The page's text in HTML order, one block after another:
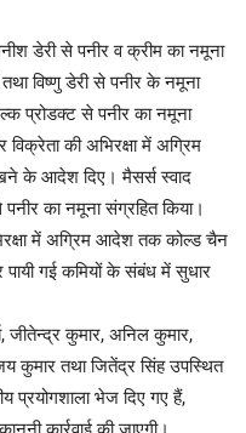
डेरी से पनीर व क्रीम का नमूना
विष्णु डेरी से पनीर के नमूना
प्रोडक्ट से पनीर का नमूना
की अभिरक्षा में अग्रिम
के आदेश दिए। मैसर्स स्वाद
का नमूना संग्रहित किया।
में अग्रिम आदेश तक कोल्ड चैन
गई कमियों के संबंध में सुधार
जीतेन्द्र कुमार, अनिल कुमार,
कुमार तथा जितेंद्र सिंह उपस्थित
प्रयोगशाला भेज दिए गए हैं,